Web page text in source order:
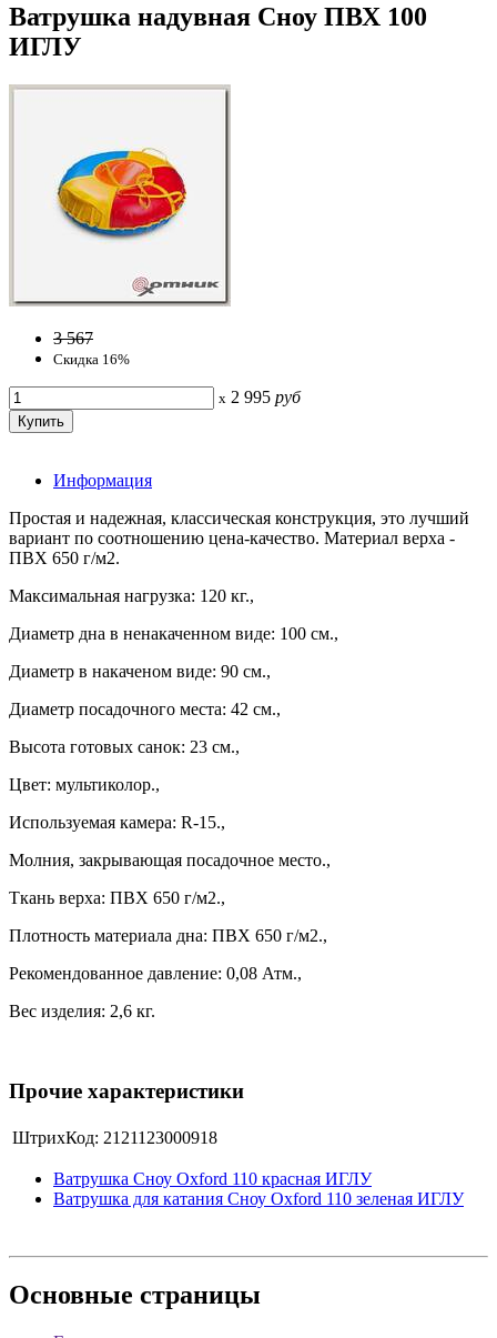
Ватрушка надувная Сноу ПВХ 100
ИГЛУ
3 567
Скидка 16%
x 2 995 руб
Информация
Простая и надежная, классическая конструкция, это лучший
вариант по соотношению цена-качество. Материал верха -
ПВХ 650 г/м2.
Максимальная нагрузка: 120 кг.,
Диаметр дна в ненакаченном виде: 100 см.,
Диаметр в накаченом виде: 90 см.,
Диаметр посадочного места: 42 см.,
Высота готовых санок: 23 см.,
Цвет: мультиколор.,
Используемая камера: R-15.,
Молния, закрывающая посадочное место.,
Ткань верха: ПВХ 650 г/м2.,
Плотность материала дна: ПВХ 650 г/м2.,
Рекомендованное давление: 0,08 Атм.,
Вес изделия: 2,6 кг.
Прочие характеристики
ШтрихКод: 2121123000918
Ватрушка Сноу Oxford 110 красная ИГЛУ
Ватрушка для катания Сноу Oxford 110 зеленая ИГЛУ
Основные страницы